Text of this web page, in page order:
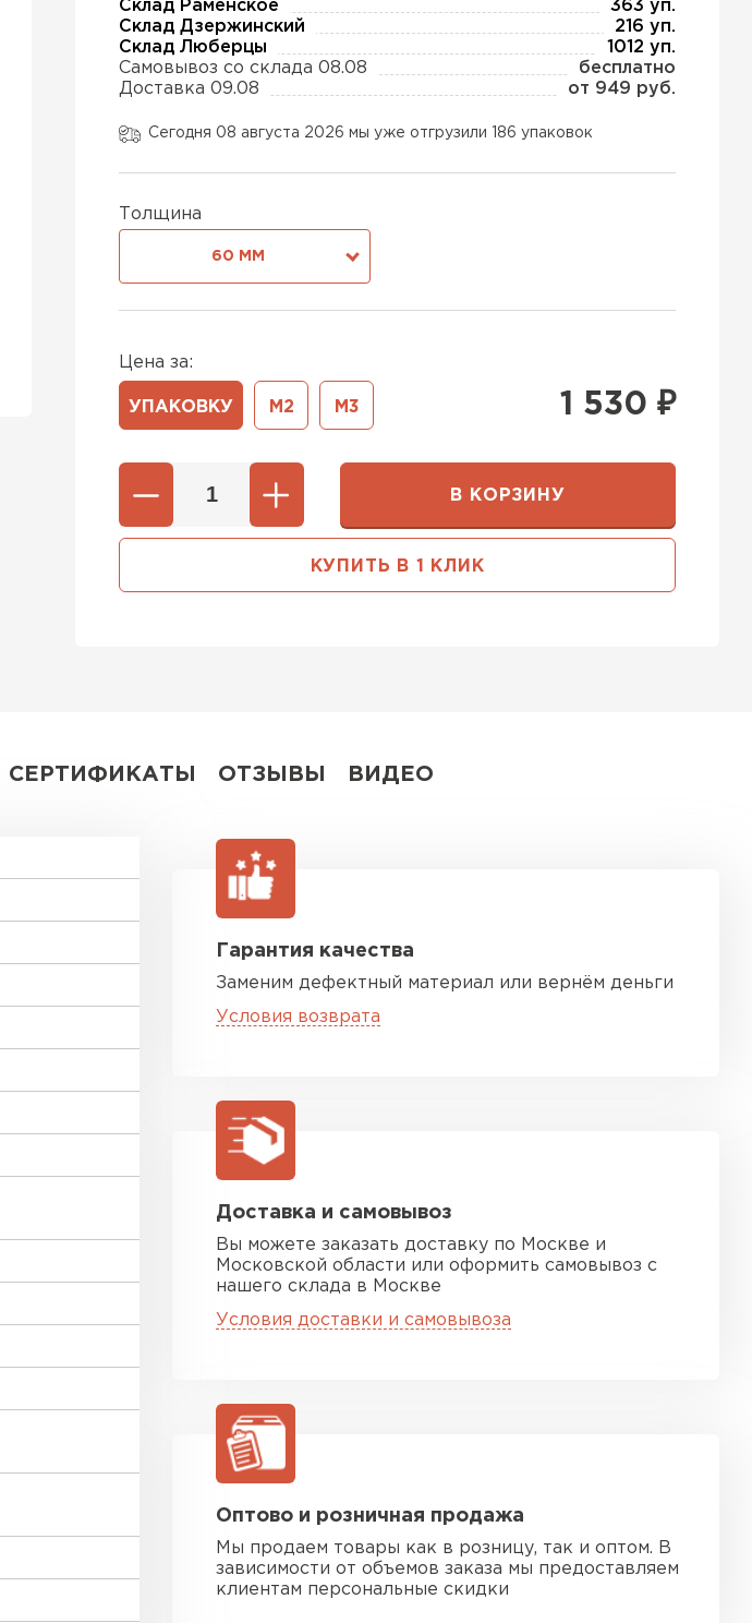
Склад Раменское
363 уп.
Склад Дзержинский
216 уп.
Склад Люберцы
1012 уп.
Самовывоз со склада 08.08
бесплатно
Доставка 09.08
от 949 руб.
Сегодня 08 августа 2026 мы уже отгрузили 186 упаковок
Толщина
60 ММ
Цена за:
УПАКОВКУ М2 М3 1 530 ₽
В КОРЗИНУ
КУПИТЬ В 1 КЛИК
СЕРТИФИКАТЫ ОТЗЫВЫ ВИДЕО
Гарантия качества
Заменим дефектный материал или вернём деньги
Условия возврата
Доставка и самовывоз
Вы можете заказать доставку по Москве и
Московской области или оформить самовывоз с
нашего склада в Москве
Условия доставки и самовывоза
Оптово и розничная продажа
Мы продаем товары как в розницу, так и оптом. В
зависимости от объемов заказа мы предоставляем
клиентам персональные скидки
Утеплитель Тизол
ПЕРЕЙТИ
Утеплитель Ruspanel
Утеплитель Xotpipe
Утеплитель Тимплэкс
ПЕРЕЙТИ
ПЕРЕЙТИ
ПЕРЕЙТИ
Утеплитель Paroc
ПЕРЕЙТИ
ПЕРЕЙТИ
ПЕРЕЙТИ